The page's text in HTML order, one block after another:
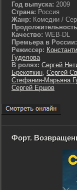
Год выпуска: 2009
Страна: Россия
Жанр: Комедии /
Качество: WEB-DL
Премьера в России:
Режиссер:
Гуделова
В ролях: Сергей
Брекоткин, Сергей
Стефания-Марьяна
Сергей Ершов
Форт.